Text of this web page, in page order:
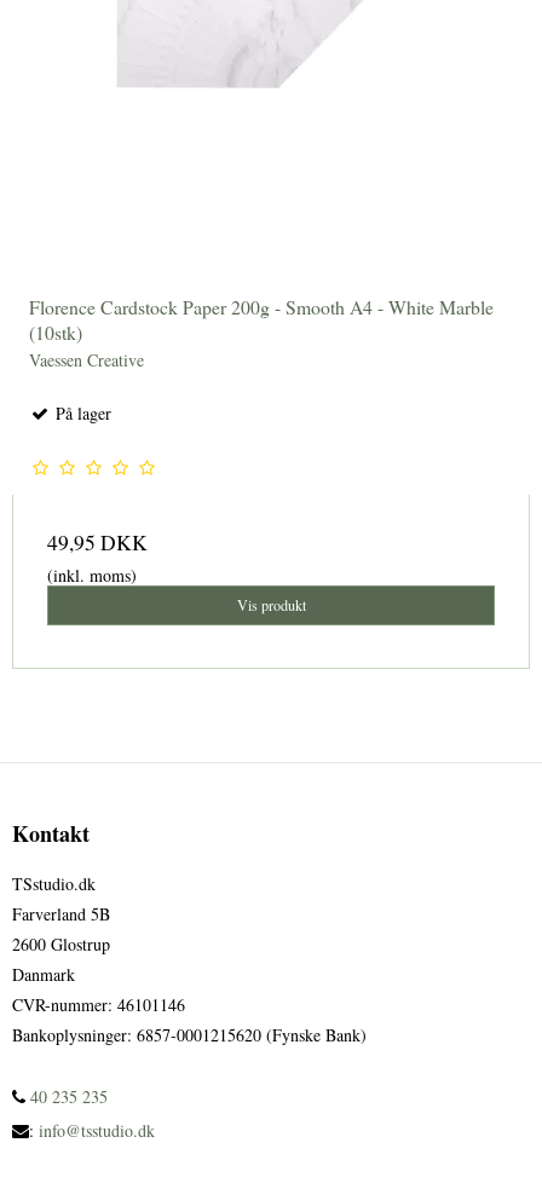
Florence Cardstock Paper 200g - Smooth A4 - White Marble
(10stk)
Vaessen Creative
På lager
49,95 DKK
(inkl. moms)
Vis produkt
Kontakt
TSstudio.dk
Farverland 5B
2600 Glostrup
Danmark
CVR-nummer: 46101146
Bankoplysninger: 6857-0001215620 (Fynske Bank)
40 235 235
: info@tsstudio.dk